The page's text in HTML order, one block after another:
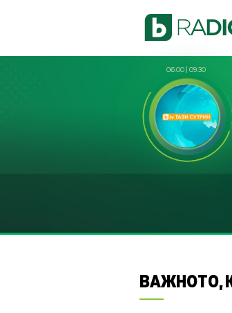
06:00 09:30
ВАЖНОТО,